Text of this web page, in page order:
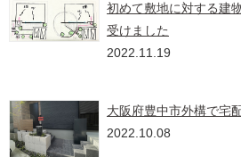
初めて敷地に対する建
受けました
2022.11.19
大阪府豊中市外構で宅
2022.10.08